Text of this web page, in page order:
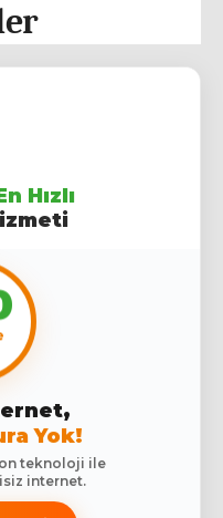
Hızlı
Yok!
teknoloji ile
internet.